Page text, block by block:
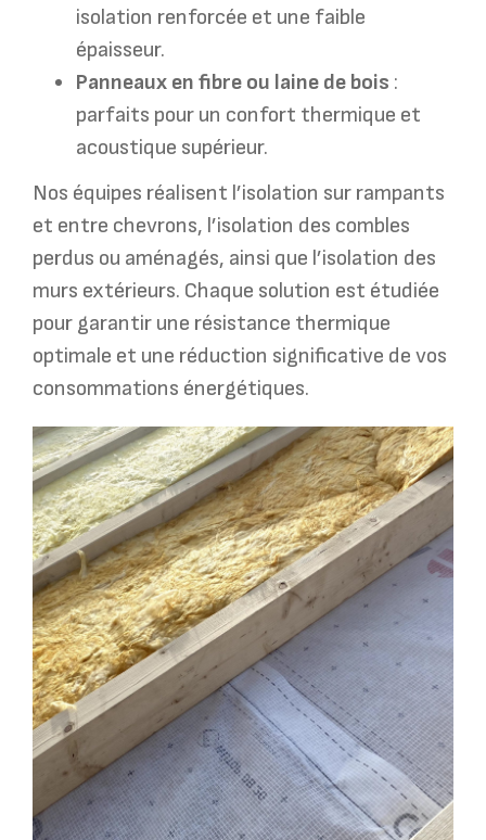
isolation renforcée et une faible
épaisseur.
Panneaux en fibre ou laine de bois :
parfaits pour un confort thermique et
acoustique supérieur.
Nos équipes réalisent l’isolation sur rampants
et entre chevrons, l’isolation des combles
perdus ou aménagés, ainsi que l’isolation des
murs extérieurs. Chaque solution est étudiée
pour garantir une résistance thermique
optimale et une réduction significative de vos
consommations énergétiques.